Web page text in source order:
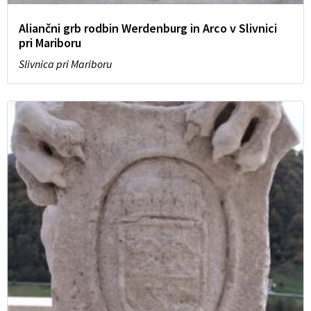
Aliančni grb rodbin Werdenburg in Arco v Slivnici
pri Mariboru
Slivnica pri Mariboru